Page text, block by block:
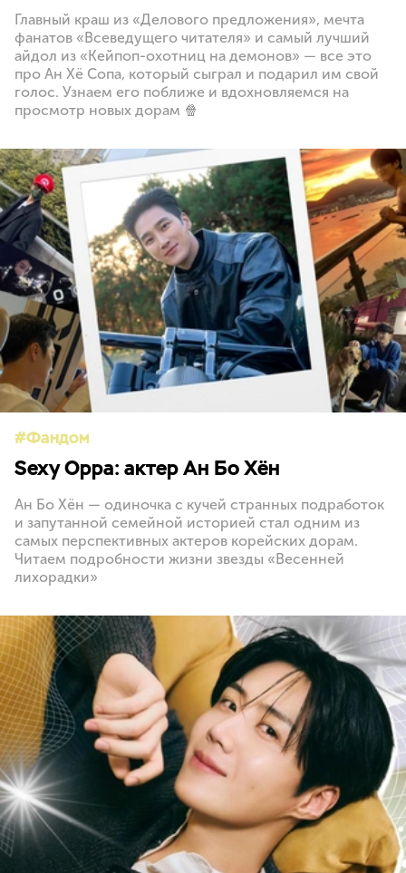
Главный краш из «Делового предложения», мечта
фанатов «Всеведущего читателя» и самый лучший
айдол из «Кейпоп-охотниц на демонов» — все это
про Ан Хё Сопа, который сыграл и подарил им свой
голос. Узнаем его поближе и вдохновляемся на
просмотр новых дорам 🍿
Фандом
Sexy Oppa: актер Ан Бо Хён
Ан Бо Хён — одиночка с кучей странных подработок
и запутанной семейной историей стал одним из
самых перспективных актеров корейских дорам.
Читаем подробности жизни звезды «Весенней
лихорадки»